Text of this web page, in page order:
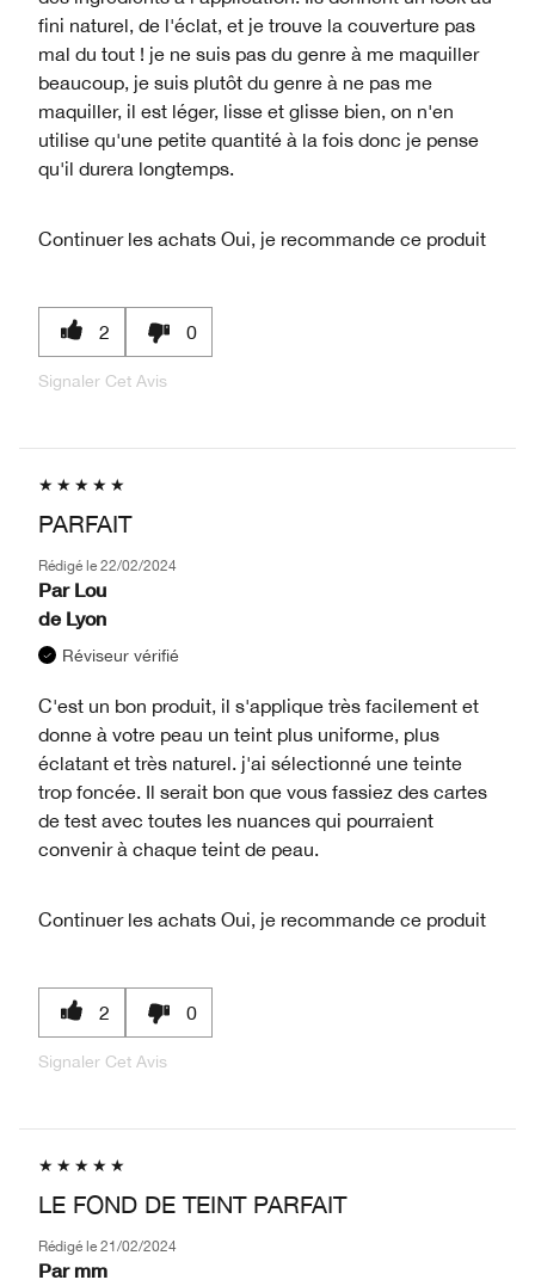
fini naturel, de l'éclat, et je trouve la couverture pas
mal du tout ! je ne suis pas du genre à me maquiller
beaucoup, je suis plutôt du genre à ne pas me
maquiller, il est léger, lisse et glisse bien, on n'en
utilise qu'une petite quantité à la fois donc je pense
qu'il durera longtemps.
Continuer les achats Oui, je recommande ce produit
2 0
Signaler Cet Avis
PARFAIT
Rédigé le 22/02/2024
Par Lou
de Lyon
Réviseur vérifié
C'est un bon produit, il s'applique très facilement et
donne à votre peau un teint plus uniforme, plus
éclatant et très naturel. j'ai sélectionné une teinte
trop foncée. Il serait bon que vous fassiez des cartes
de test avec toutes les nuances qui pourraient
convenir à chaque teint de peau.
Continuer les achats Oui, je recommande ce produit
2 0
Signaler Cet Avis
LE FOND DE TEINT PARFAIT
Rédigé le 21/02/2024
Par mm